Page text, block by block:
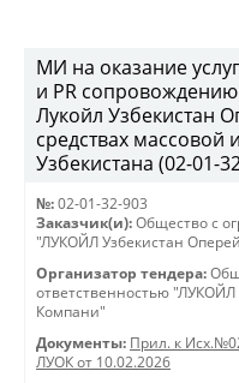
МИ на оказание
и PR
Лукойл Узбекистан
средствах
Узбекистана (02-01-
№: 02-01-32-903
Заказчик(и): Общество с
"ЛУКОЙЛ Узбекистан
Организатор тендера:
ответственностью
Компани"
Документы: Прил. к
ЛУОК от 10.02.2026